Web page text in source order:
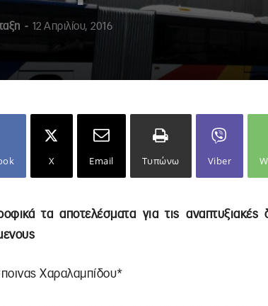
- 12 Απριλίου, 2016
X Email Τυπώνω Viber
τα αποτελέσματα για τις
Χαραλαμπίδου*